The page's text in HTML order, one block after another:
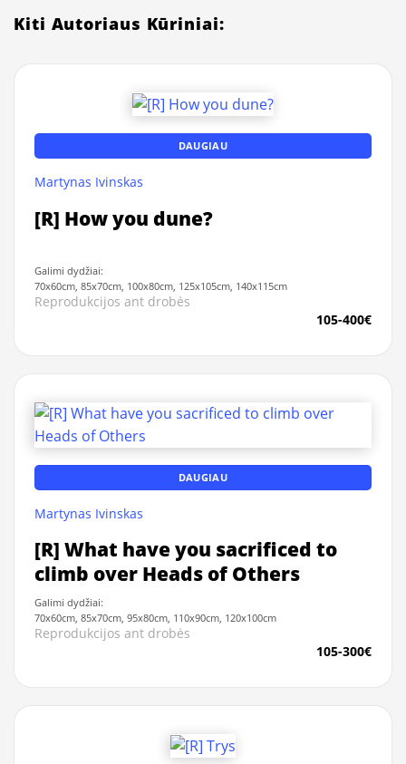
Kiti Autoriaus Kūriniai:
DAUGIAU
Martynas Ivinskas
[R] How you dune?
Galimi dydžiai:
70x60cm, 85x70cm, 100x80cm, 125x105cm, 140x115cm
Reprodukcijos ant drobės
105-400€
DAUGIAU
Martynas Ivinskas
[R] What have you sacrificed to
climb over Heads of Others
Galimi dydžiai:
70x60cm, 85x70cm, 95x80cm, 110x90cm, 120x100cm
Reprodukcijos ant drobės
105-300€